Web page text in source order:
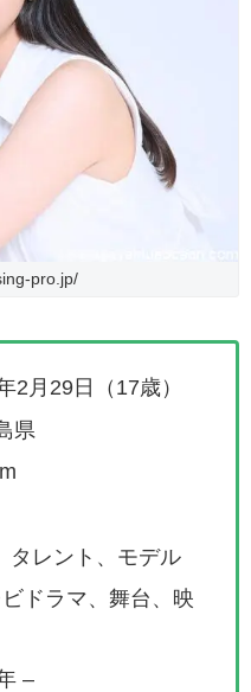
pro.jp/
29日（17歳）
ント、モデル
ラマ、舞台、映
–